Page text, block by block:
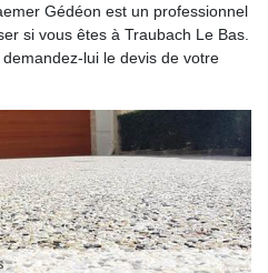
Gédéon est un professionnel
si vous êtes à Traubach Le Bas.
lui le devis de votre